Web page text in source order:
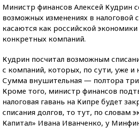
Министр финансов Алексей Кудрин
возможных изменениях в налоговой
касаются как российской
конкретных компаний.
Кудрин посчитал возможным
с компаний, которых, по сути, уже и
Сумма внушительная — полтора
Кроме того, министр финансов
налоговая гавань на Кипре будет
списания долгов, то тут, по словам
Капитал» Ивана Иванченко, у